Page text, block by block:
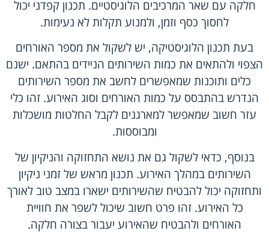
חלקה עם שאר המרכיבים הלוגיסטיים. תכנון קפדני יכול
לחסוך כסף וזמן, ולמנוע תקלות לא נעימות.
בעת תכנון הלוגיסטיקה, יש לשקול את מספר האורחים
הצפוי ולהתאים את כמות השירותים הניידים בהתאם. ישנם
כלים ותוכנות שמאפשרים לחשב את מספר השירותים
הנדרש בהתבסס על כמות האורחים וסוג האירוע. זהו כלי
עזר חשוב שמאפשר למארגנים לקבל החלטות מושכלות
ומבוססות.
בנוסף, כדאי לשקול גם את נושא התחזוקה והניקיון של
השירותים במהלך האירוע. תכנון מראש של זמני ניקיון
ותחזוקה יכול להבטיח שהשירותים ישארו במצב טוב לאורך
כל האירוע. זהו פרט חשוב שיכול לשפר את חוויית
האורחים ולהבטיח שהאירוע יעבור בצורה חלקה.